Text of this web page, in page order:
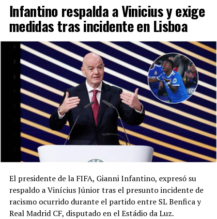
Infantino respalda a Vinicius y exige
medidas tras incidente en Lisboa
El presidente de la FIFA, Gianni Infantino, expresó su
respaldo a Vinícius Júnior tras el presunto incidente de
racismo ocurrido durante el partido entre SL Benfica y
Real Madrid CF, disputado en el Estádio da Luz.